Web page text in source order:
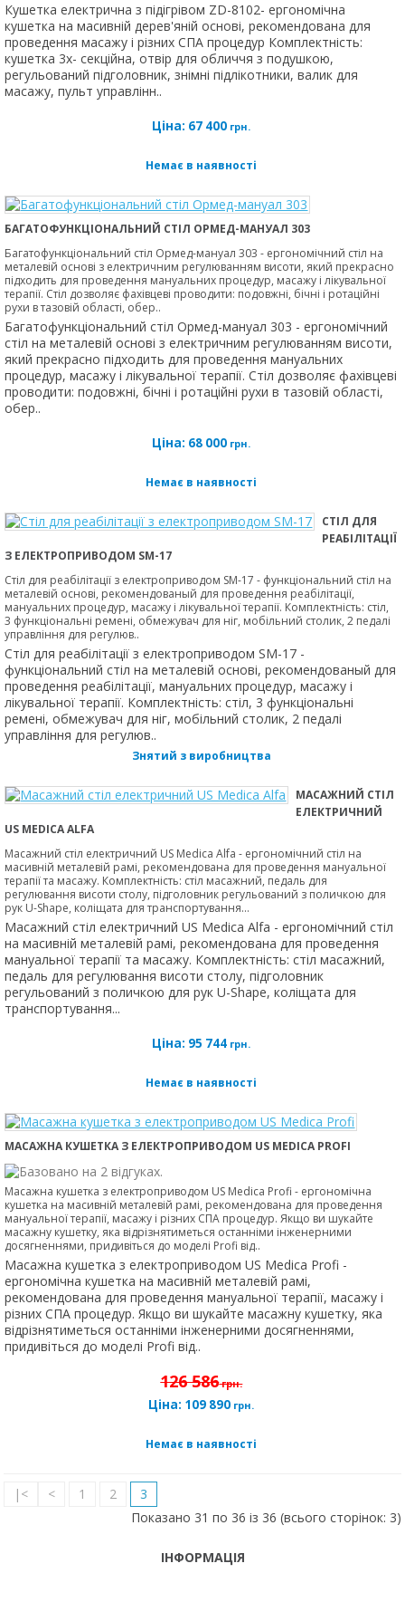
Кушетка електрична з підігрівом ZD-8102- ергономічна
кушетка на масивній дерев'яній основі, рекомендована для
проведення масажу і різних СПА процедур Комплектність:
кушетка 3х- секційна, отвір для обличчя з подушкою,
регульований підголовник, знімні підлікотники, валик для
масажу, пульт управлінн..
Ціна: 67 400 грн.
Немає в наявності
БАГАТОФУНКЦІОНАЛЬНИЙ СТІЛ ОРМЕД-МАНУАЛ 303
Багатофункціональний стіл Ормед-мануал 303 - ергономічний стіл на
металевій основі з електричним регулюванням висоти, який прекрасно
підходить для проведення мануальних процедур, масажу і лікувальної
терапії. Стіл дозволяє фахівцеві проводити: подовжні, бічні і ротаційні
рухи в тазовій області, обер..
Багатофункціональний стіл Ормед-мануал 303 - ергономічний
стіл на металевій основі з електричним регулюванням висоти,
який прекрасно підходить для проведення мануальних
процедур, масажу і лікувальної терапії. Стіл дозволяє фахівцеві
проводити: подовжні, бічні і ротаційні рухи в тазовій області,
обер..
Ціна: 68 000 грн.
Немає в наявності
CТІЛ ДЛЯ
РЕАБІЛІТАЦІЇ
З ЕЛЕКТРОПРИВОДОМ SM-17
Cтіл для реабілітації з електроприводом SM-17 - функціональний стіл на
металевій основі, рекомендованый для проведення реабілітації,
мануальних процедур, масажу і лікувальної терапії. Комплектність: стіл,
3 функціональні ремені, обмежувач для ніг, мобільний столик, 2 педалі
управління для регулюв..
Cтіл для реабілітації з електроприводом SM-17 -
функціональний стіл на металевій основі, рекомендованый для
проведення реабілітації, мануальних процедур, масажу і
лікувальної терапії. Комплектність: стіл, 3 функціональні
ремені, обмежувач для ніг, мобільний столик, 2 педалі
управління для регулюв..
Знятий з виробництва
МАСАЖНИЙ СТІЛ
ЕЛЕКТРИЧНИЙ
US MEDICA ALFA
Масажний стіл електричний US Medica Alfa - ергономічний стіл на
масивній металевій рамі, рекомендована для проведення мануальної
терапії та масажу. Комплектність: стіл масажний, педаль для
регулювання висоти столу, підголовник регульований з поличкою для
рук U-Shape, коліщата для транспортування...
Масажний стіл електричний US Medica Alfa - ергономічний стіл
на масивній металевій рамі, рекомендована для проведення
мануальної терапії та масажу. Комплектність: стіл масажний,
педаль для регулювання висоти столу, підголовник
регульований з поличкою для рук U-Shape, коліщата для
транспортування...
Ціна: 95 744 грн.
Немає в наявності
МАСАЖНА КУШЕТКА З ЕЛЕКТРОПРИВОДОМ US MEDICA PROFI
Масажна кушетка з електроприводом US Medica Profi - ергономічна
кушетка на масивній металевій рамі, рекомендована для проведення
мануальної терапії, масажу і різних СПА процедур. Якщо ви шукайте
масажну кушетку, яка відрізнятиметься останніми інженерними
досягненнями, придивіться до моделі Profi від..
Масажна кушетка з електроприводом US Medica Profi -
ергономічна кушетка на масивній металевій рамі,
рекомендована для проведення мануальної терапії, масажу і
різних СПА процедур. Якщо ви шукайте масажну кушетку, яка
відрізнятиметься останніми інженерними досягненнями,
придивіться до моделі Profi від..
126 586грн.
Ціна: 109 890 грн.
Немає в наявності
|< < 1 2
3
Показано 31 по 36 із 36 (всього сторінок: 3)
ІНФОРМАЦІЯ